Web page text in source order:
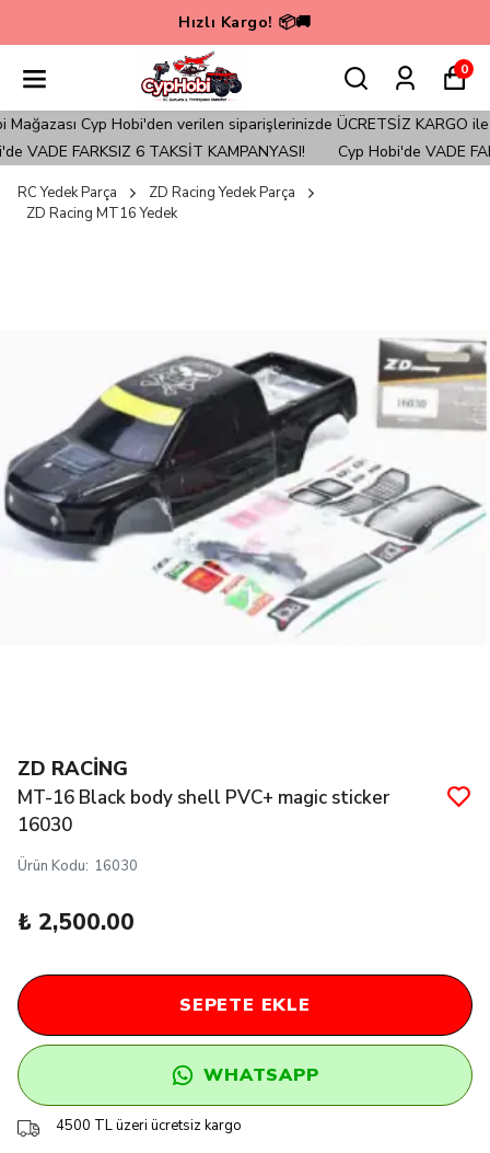
Hızlı Kargo! 📦🚚
0
Cyp Hobi'den verilen siparişlerinizde ÜCRETSİZ KARGO ile
VADE FARKSIZ 6 TAKSİT KAMPANYASI!
Cyp Hobi'de VADE
RC Yedek Parça
ZD Racing Yedek Parça
ZD Racing MT16 Yedek
ZD RACİNG
MT-16 Black body shell PVC+ magic sticker
16030
Ürün Kodu: 16030
₺ 2,500.00
SEPETE EKLE
WHATSAPP
4500 TL üzeri ücretsiz kargo